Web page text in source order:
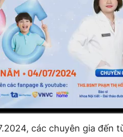
các chuyên gia đến